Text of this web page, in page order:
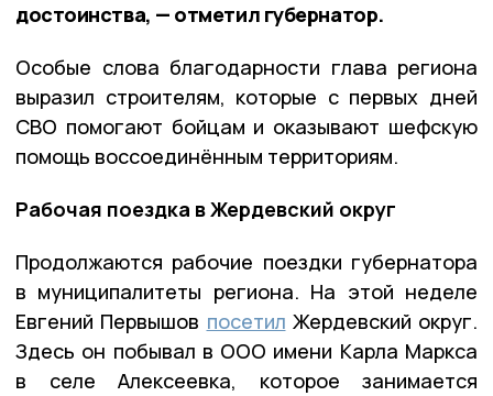
достоинства, — отметил губернатор.
Особые слова благодарности глава региона
выразил строителям, которые с первых дней
СВО помогают бойцам и оказывают шефскую
помощь воссоединённым территориям.
Рабочая поездка в Жердевский округ
Продолжаются рабочие поездки губернатора
в муниципалитеты региона. На этой неделе
Евгений Первышов посетил Жердевский округ.
Здесь он побывал в ООО имени Карла Маркса
в селе Алексеевка, которое занимается